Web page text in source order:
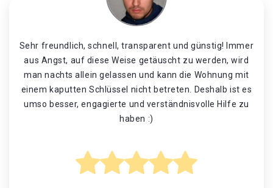
Sehr freundlich, schnell, transparent und günstig! Immer
aus Angst, auf diese Weise getäuscht zu werden, wird
man nachts allein gelassen und kann die Wohnung mit
einem kaputten Schlüssel nicht betreten. Deshalb ist es
umso besser, engagierte und verständnisvolle Hilfe zu
haben :)